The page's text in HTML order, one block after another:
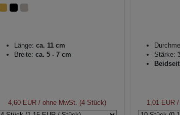
Länge: ca. 11 cm
Breite: ca. 5 - 7 cm
4,60 EUR / ohne MwSt. (4 Stück)
Stärke:
1,01 EUR/